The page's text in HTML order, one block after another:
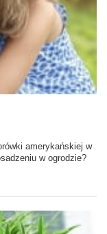
amerykańskiej w
w ogrodzie?